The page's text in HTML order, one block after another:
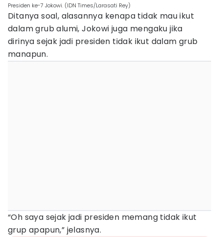
Presiden ke-7 Jokowi. (IDN Times/Larasati Rey)
Ditanya soal, alasannya kenapa tidak mau ikut
dalam grub alumi, Jokowi juga mengaku jika
dirinya sejak jadi presiden tidak ikut dalam grub
manapun.
“Oh saya sejak jadi presiden memang tidak ikut
grup apapun,” jelasnya.